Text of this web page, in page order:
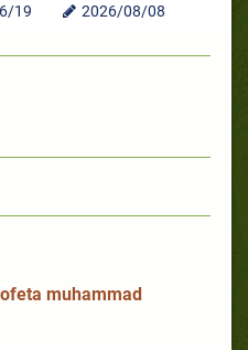
19 2026/08/08
muhammad